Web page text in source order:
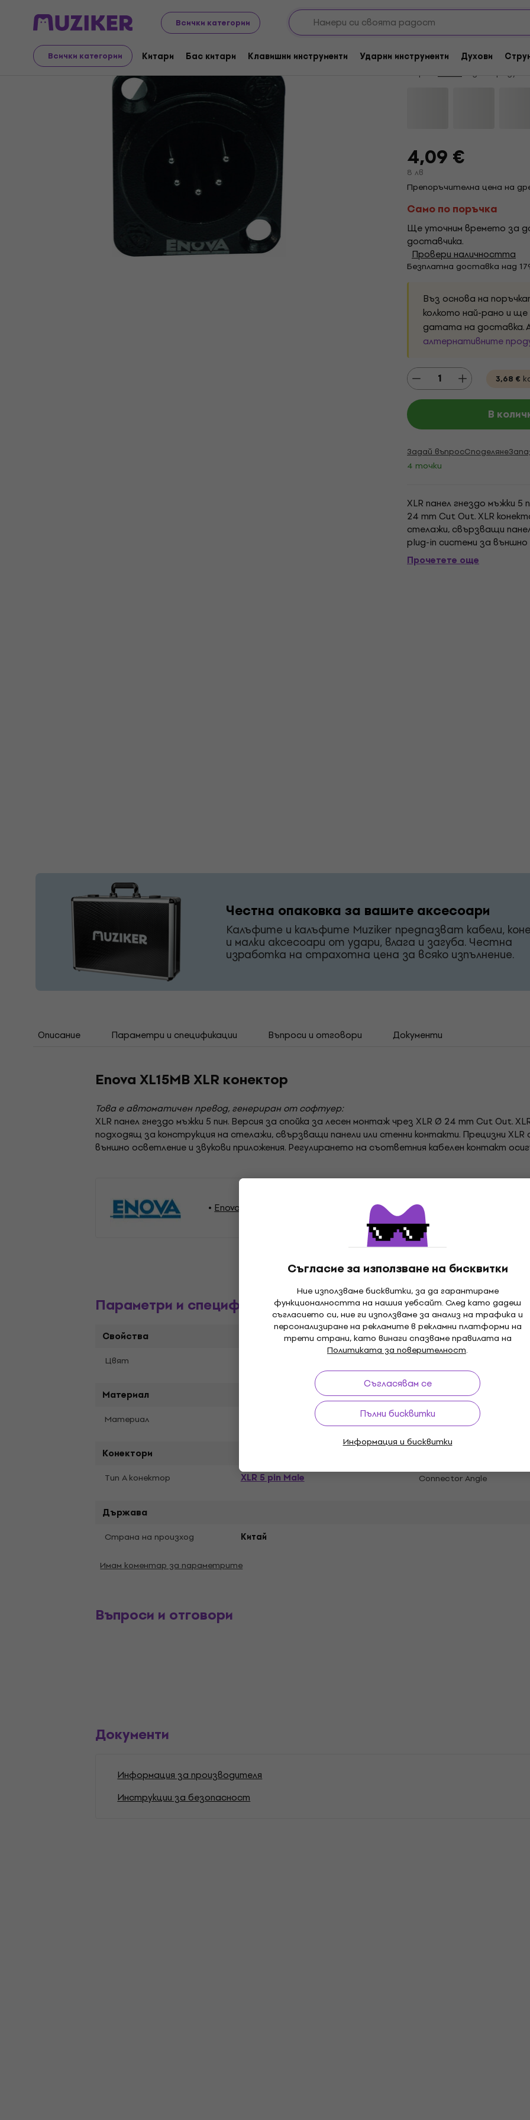
Всички категории
Всички категории Китари Бас китари Клавишни инструменти Ударни инструменти Духови
Съгласие за използване на бисквитки
Ние използваме бисквитки, за да гарантираме
функционалността на нашия уебсайт. След като дадеш
съгласието си, ние ги използваме за анализ на трафика и
персонализиране на рекламите в рекламни платформи на
трети страни, като винаги спазваме правилата на
Политиката за поверителност.
Съгласявам се
Пълни бисквитки
Информация и бисквитки
Музикални инструменти Aксесоари Кабели/Захранващи кабели/Адаптери
За количество отстъпка
Enova XL15MB XLR
Марка: Код на
4,09 €
8 лв
Препоръчителна цена на
Само по поръчка
Ще уточним времето за
доставчика.
Провери наличността
Безплатна доставка над
Въз основа на
колкото най-рано и
датата на доставка.
алтернативните
3,68 €
В
Задай въпросСподеляне
4 точки
XLR панел гнездо мъжки 5
24 mm Cut Out. XLR
стелажи, свързващи
plug-in системи за външно
на съответния кабелен
Прочетете още
Честна опаковка за вашите аксесоари
Калъфите и калъфите Muziker предпазват кабели,
и малки аксесоари от удари, влага и загуба. Честна
изработка на страхотна цена за всяко изпълнение.
Описание Параметри и спецификации Въпроси и отговори Документи
Enova XL15MB XLR конектор
Това е автоматичен превод, генериран от софтуер:
XLR панел гнездо мъжки 5 пин. Версия за спойка за лесен монтаж чрез XLR Ø 24 mm Cut Out.
подходящ за конструкция на стелажи, свързващи панели или стенни контакти. Прецизни
външно осветление и звукови приложения. Регулирането на съответния кабелен контакт
Enova Aксесоари Enova Кабели/Захранващи кабели/Адаптери
Параметри и спецификации
Свойства
Цвят
Материал
Материал
Конектори
Тип A конектор XLR 5 pin Male Connector Angle
Държава
Страна на произход Китай
Имам коментар за параметрите
Въпроси и отговори
Документи
Информация за производителя
Инструкции за безопасност